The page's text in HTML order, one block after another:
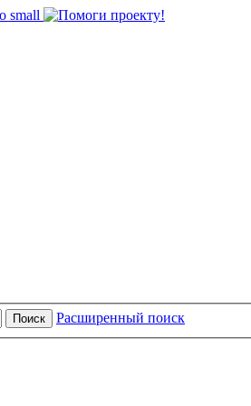
Поиск Расширенный поиск